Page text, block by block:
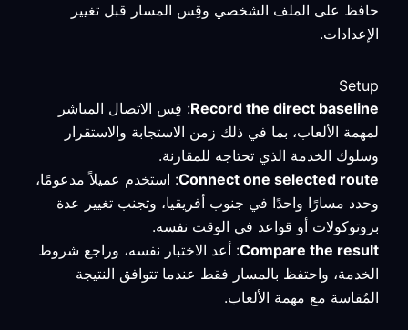
حافظ على الملف الشخصي وقِس المسار قبل تغيير
الإعدادات.
Setup
Record the direct baseline: قِس الاتصال المباشر
لمهمة الألعاب، بما في ذلك زمن الاستجابة والاستقرار
وسلوك الخدمة الذي تحتاجه للمقارنة.
Connect one selected route: استخدم عميلاً مدعومًا،
وحدد مسارًا واحدًا في جنوب أفريقيا، وتجنب تغيير عدة
بروتوكولات أو قواعد في الوقت نفسه.
Compare the result: أعد الاختبار نفسه، وراجع شروط
الخدمة، واحتفظ بالمسار فقط عندما تتوافق النتيجة
المُقاسة مع مهمة الألعاب.